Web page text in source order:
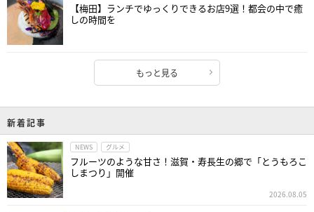
【梅田】ランチでゆっくりできるお店9選！都会の中で癒
しの時間を
もっと見る
新着記事
NEWS グルメ
フルーツのような甘さ！滋賀・寿長生の郷で「とうもろこ
しまつり」開催
2026.08.05